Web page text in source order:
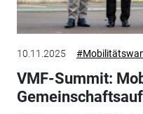
10.11.2025
VMF-Summit: